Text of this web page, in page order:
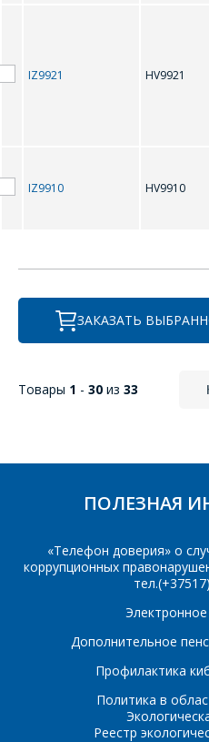
IZ9921 HV9921
IZ9910 HV9910
ЗАКАЗАТЬ
Товары 1 - 30 из 33
ПОЛЕЗНАЯ
«Телефон доверия» о
коррупционных
Дополнительное
Профилактика
Политика в
Реестр